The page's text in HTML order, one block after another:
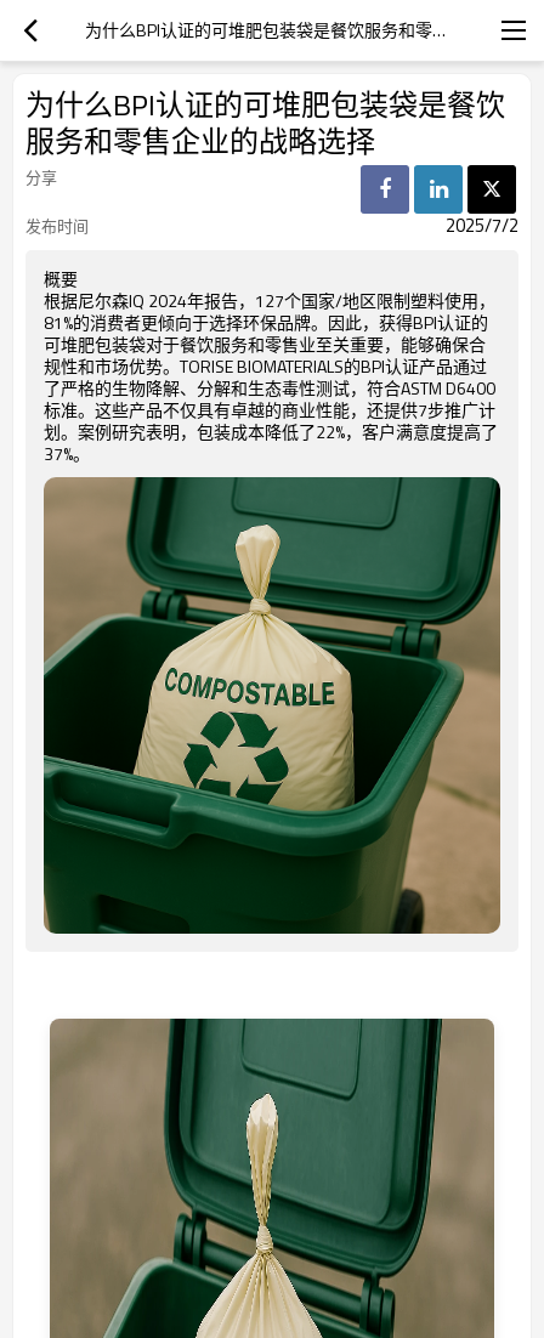
为什么BPI认证的可堆肥包装袋是餐饮服务和零售企业的战略选择
为什么BPI认证的可堆肥包装袋是餐饮
服务和零售企业的战略选择
分享
发布时间
2025/7/2
概要
根据尼尔森IQ 2024年报告，127个国家/地区限制塑料使用，
81%的消费者更倾向于选择环保品牌。因此，获得BPI认证的
可堆肥包装袋对于餐饮服务和零售业至关重要，能够确保合
规性和市场优势。TORISE BIOMATERIALS的BPI认证产品通过
了严格的生物降解、分解和生态毒性测试，符合ASTM D6400
标准。这些产品不仅具有卓越的商业性能，还提供7步推广计
划。案例研究表明，包装成本降低了22%，客户满意度提高了
37%。